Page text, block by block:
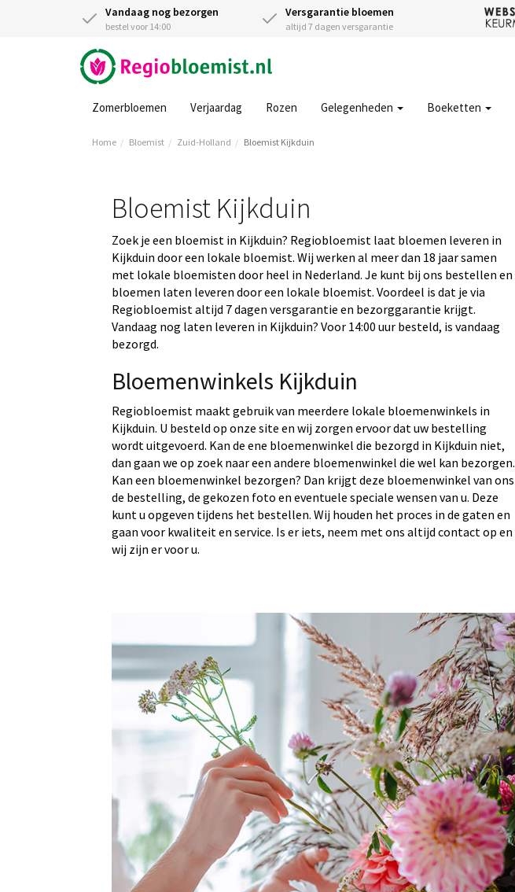
Vandaag nog bezorgen
bestel voor 14:00
Versgarantie bloemen
altijd 7 dagen versgarantie
Zomerbloemen Verjaardag Rozen Gelegenheden Boeketten
Home Bloemist Zuid-Holland Bloemist Kijkduin
Bloemist Kijkduin
Zoek je een bloemist in Kijkduin? Regiobloemist laat bloemen leveren in
Kijkduin door een lokale bloemist. Wij werken al meer dan 18 jaar samen
met lokale bloemisten door heel in Nederland. Je kunt bij ons bestellen en
bloemen laten leveren door een lokale bloemist. Voordeel is dat je via
Regiobloemist altijd 7 dagen versgarantie en bezorggarantie krijgt.
Vandaag nog laten leveren in Kijkduin? Voor 14:00 uur besteld, is vandaag
bezorgd.
Bloemenwinkels Kijkduin
Regiobloemist maakt gebruik van meerdere lokale bloemenwinkels in
Kijkduin. U besteld op onze site en wij zorgen ervoor dat uw bestelling
wordt uitgevoerd. Kan de ene bloemenwinkel die bezorgd in Kijkduin niet,
dan gaan we op zoek naar een andere bloemenwinkel die wel kan bezorgen.
Kan een bloemenwinkel bezorgen? Dan krijgt deze bloemenwinkel van ons
de bestelling, de gekozen foto en eventuele speciale wensen van u. Deze
kunt u opgeven tijdens het bestellen. Wij houden het proces in de gaten en
gaan voor kwaliteit en service. Is er iets, neem met ons altijd contact op en
wij zijn er voor u.